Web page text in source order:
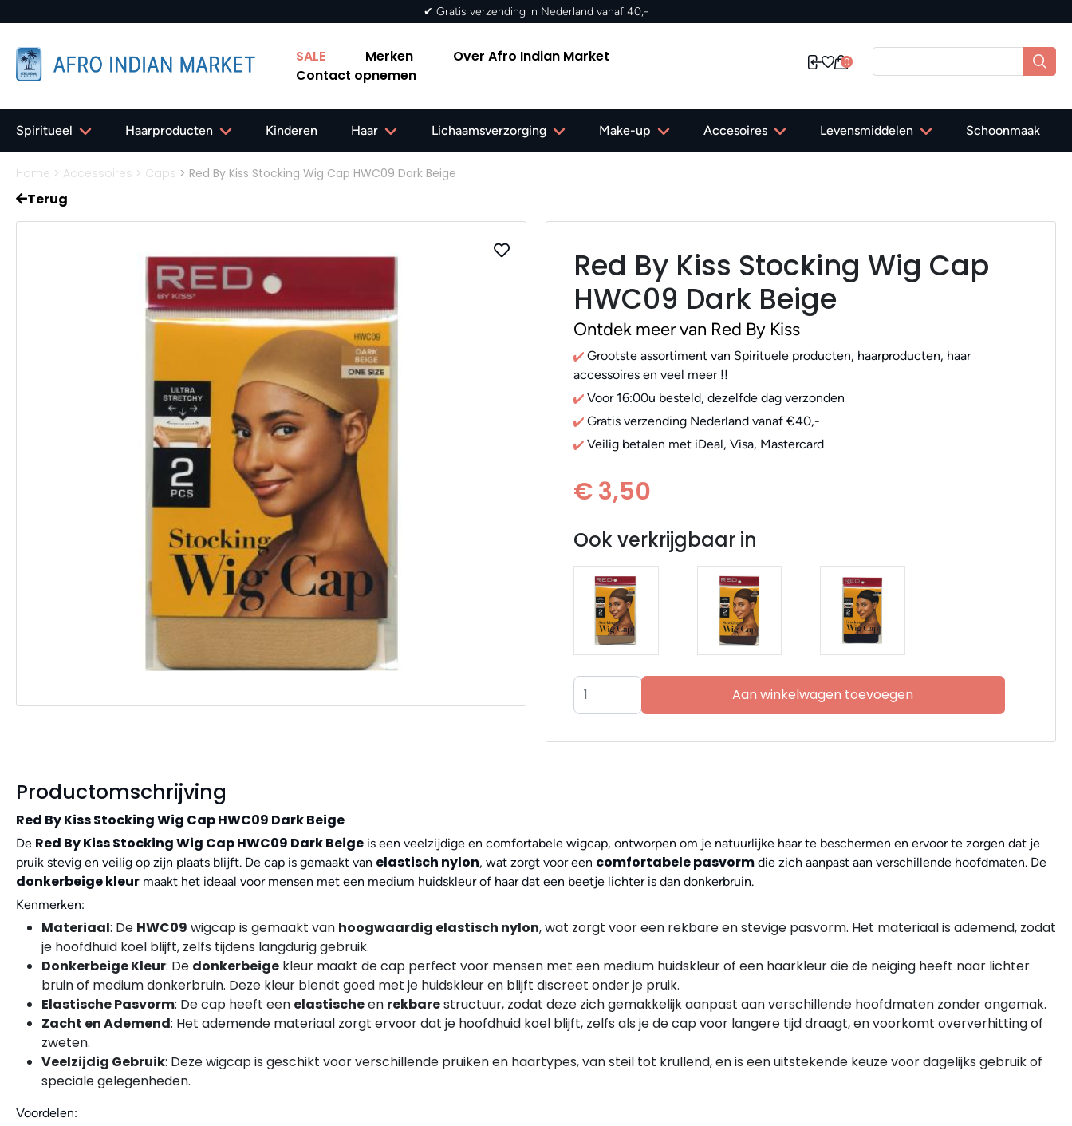
✔ Gratis verzending in Nederland vanaf 40,-
SALE Merken
Over Afro Indian Market
Contact opnemen
0
Spiritueel Haarproducten Kinderen Haar Lichaamsverzorging Make-up Accesoires Levensmiddelen Schoonmaak
Home > Accessoires > Caps > Red By Kiss Stocking Wig Cap HWC09 Dark Beige
Terug
Red By Kiss Stocking Wig Cap
HWC09 Dark Beige
Ontdek meer van Red By Kiss
Grootste assortiment van Spirituele producten, haarproducten, haar
accessoires en veel meer !!
Voor 16:00u besteld, dezelfde dag verzonden
Gratis verzending Nederland vanaf €40,-
Veilig betalen met iDeal, Visa, Mastercard
€ 3,50
Ook verkrijgbaar in
Aan winkelwagen toevoegen
Productomschrijving
Red By Kiss Stocking Wig Cap HWC09 Dark Beige
De Red By Kiss Stocking Wig Cap HWC09 Dark Beige is een veelzijdige en comfortabele wigcap, ontworpen om je natuurlijke haar te beschermen en ervoor te zorgen dat je
pruik stevig en veilig op zijn plaats blijft. De cap is gemaakt van elastisch nylon, wat zorgt voor een comfortabele pasvorm die zich aanpast aan verschillende hoofdmaten. De
donkerbeige kleur maakt het ideaal voor mensen met een medium huidskleur of haar dat een beetje lichter is dan donkerbruin.
Kenmerken:
Materiaal: De HWC09 wigcap is gemaakt van hoogwaardig elastisch nylon, wat zorgt voor een rekbare en stevige pasvorm. Het materiaal is ademend, zodat
je hoofdhuid koel blijft, zelfs tijdens langdurig gebruik.
Donkerbeige Kleur: De donkerbeige kleur maakt de cap perfect voor mensen met een medium huidskleur of een haarkleur die de neiging heeft naar lichter
bruin of medium donkerbruin. Deze kleur blendt goed met je huidskleur en blijft discreet onder je pruik.
Elastische Pasvorm: De cap heeft een elastischeen rekbarestructuur, zodat deze zich gemakkelijk aanpast aan verschillende hoofdmaten zonder ongemak.
Zacht en Ademend: Het ademende materiaal zorgt ervoor dat je hoofdhuid koel blijft, zelfs als je de cap voor langere tijd draagt, en voorkomt oververhitting of
zweten.
Veelzijdig Gebruik: Deze wigcap is geschikt voor verschillende pruiken en haartypes, van steil tot krullend, en is een uitstekende keuze voor dagelijks gebruik of
speciale gelegenheden.
Voordelen: